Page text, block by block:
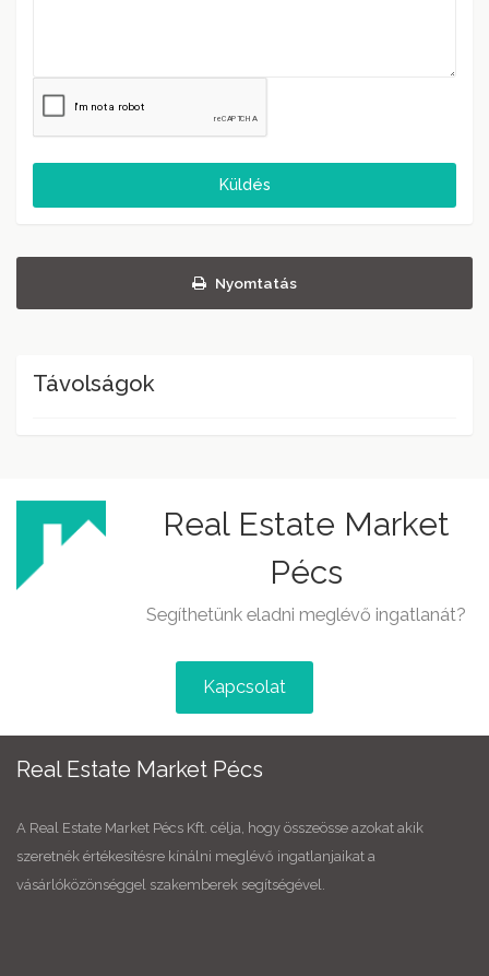
Küldés
Nyomtatás
Távolságok
Real Estate Market
Pécs
Segíthetünk eladni meglévő ingatlanát?
Kapcsolat
Real Estate Market Pécs
A Real Estate Market Pécs Kft. célja, hogy összeösse azokat akik
szeretnék értékesítésre kínálni meglévő ingatlanjaikat a
vásárlóközönséggel szakemberek segítségével.